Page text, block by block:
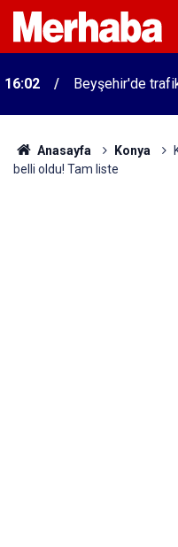
16:02 Beyşehir'de
Anasayfa Konya
belli oldu! Tam liste